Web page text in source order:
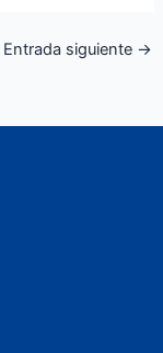
Entrada siguiente →